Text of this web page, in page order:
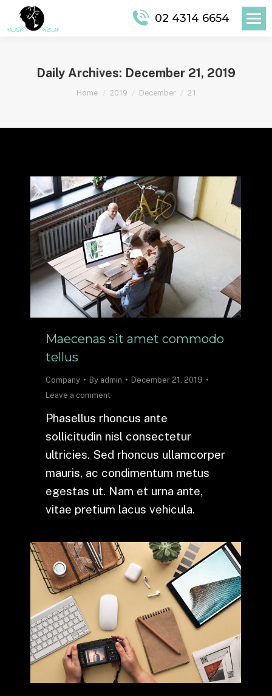
02 4314 6654
Daily Archives: December 21, 2019
You are here:
Home 2019 December 21
Maecenas sit amet commodo
tellus
Company By admin
December 21, 2019
Leave a comment
Phasellus rhoncus ante
sollicitudin nisl consectetur
ultricies. Sed rhoncus ullamcorper
mauris, ac condimentum metus
egestas ut. Nam et urna ante,
vitae pretium lacus vehicula.